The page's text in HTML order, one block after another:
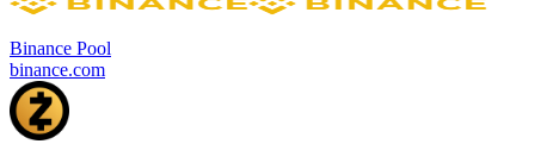
Binance Pool
binance.com